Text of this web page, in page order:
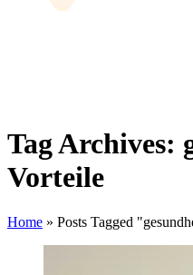
Tag Archives:
Vorteile
Home » Posts Tagged